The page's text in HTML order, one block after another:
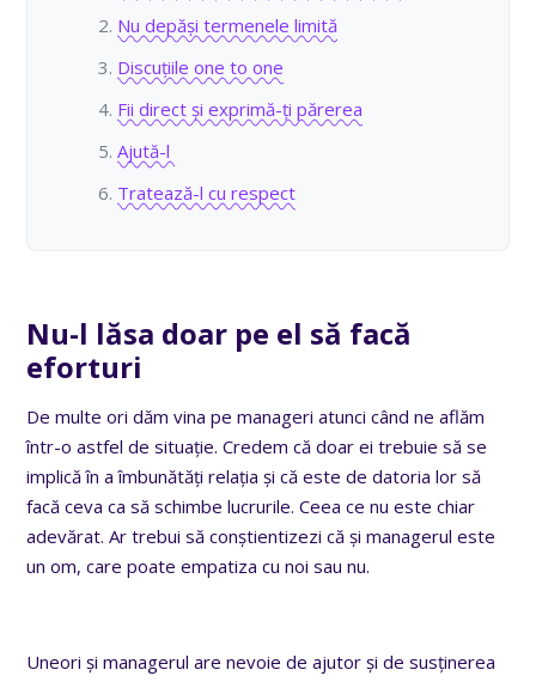
Nu depăși termenele limită
Discuțiile one to one
Fii direct și exprimă-ți părerea
Ajută-l
Tratează-l cu respect
Nu-l lăsa doar pe el să facă
eforturi
De multe ori dăm vina pe manageri atunci când ne aflăm
într-o astfel de situație. Credem că doar ei trebuie să se
implică în a îmbunătăți relația și că este de datoria lor să
facă ceva ca să schimbe lucrurile. Ceea ce nu este chiar
adevărat. Ar trebui să conștientizezi că și managerul este
un om, care poate empatiza cu noi sau nu.
Uneori și managerul are nevoie de ajutor și de susținerea